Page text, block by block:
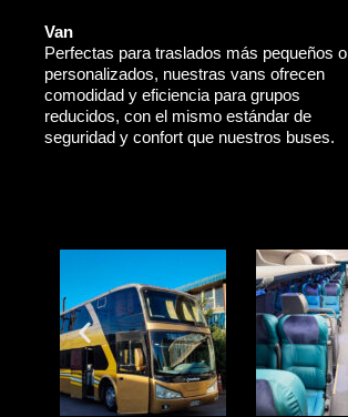
Van
Perfectas para traslados más pequeños o
personalizados, nuestras vans ofrecen
comodidad y eficiencia para grupos
reducidos, con el mismo estándar de
seguridad y confort que nuestros buses.